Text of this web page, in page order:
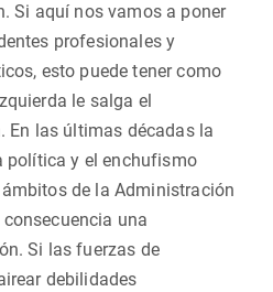
Si aquí nos vamos a poner
profesionales y
esto puede tener como
le salga el
En las últimas décadas la
política y el enchufismo
de la Administración
una
Si las fuerzas de
debilidades